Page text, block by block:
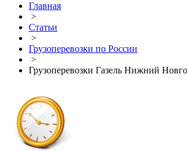
Главная
>
Статьи
>
Грузоперевозки по России
>
Грузоперевозки Газель Нижний